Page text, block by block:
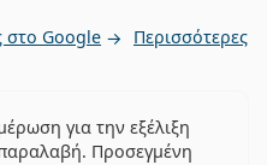
τις οδηγίες πριν από
στο Google Περισσότερες
για την εξέλιξη
Προσεγμένη